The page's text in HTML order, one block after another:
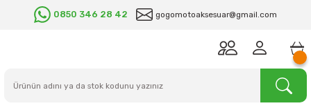
0850 346 28 42 gogomotoaksesuar@gmail.com